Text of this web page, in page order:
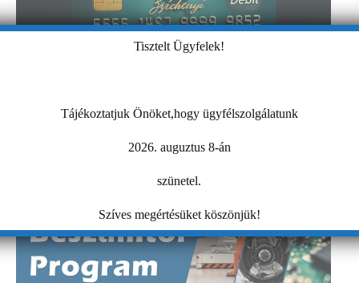
Tisztelt Ügyfelek!
Tájékoztatjuk Önöket,hogy ügyfélszolgálatunk
2026. auguztus 8-án
szünetel.
Szíves megértésüket köszönjük!